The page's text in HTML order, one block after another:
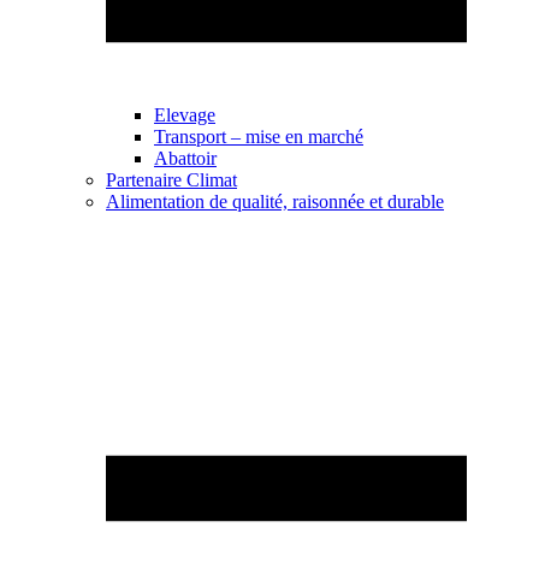
Elevage
Transport – mise en marché
Abattoir
Partenaire Climat
Alimentation de qualité, raisonnée et durable